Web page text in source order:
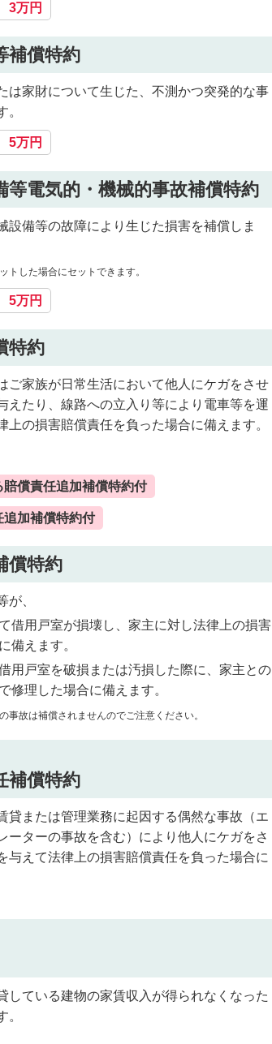
3万円
補償特約
は家財について生じた、不測かつ突発的な事
。
5万円
等電気的・機械的事故補償特約
設備等の故障により生じた損害を補償しま
した場合にセットできます。
5万円
特約
ご家族が日常生活において他人にケガをさせ
えたり、線路への立入り等により電車等を運
上の損害賠償責任を負った場合に備えます。
償責任追加補償特約付
追加補償特約付
償特約
が、
用戸室が損壊し、家主に対し法律上の損害
備えます。
戸室を破損または汚損した際に、家主との
修理した場合に備えます。
故は補償されませんのでご注意ください。
補償特約
貸または管理業務に起因する偶然な事故（エ
ーターの事故を含む）により他人にケガをさ
与えて法律上の損害賠償責任を負った場合に
している建物の家賃収入が得られなくなった
。